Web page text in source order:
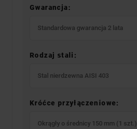
Gwarancja:
Standardowa gwarancja 2 lata
Rodzaj stali:
Stal nierdzewna AISI 403
Króćce przyłączeniowe:
Okrągły o średnicy 150 mm (1 szt.)